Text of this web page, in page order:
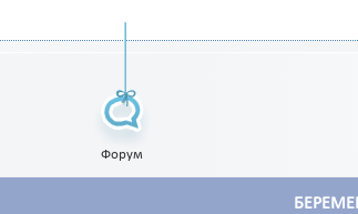
Форум